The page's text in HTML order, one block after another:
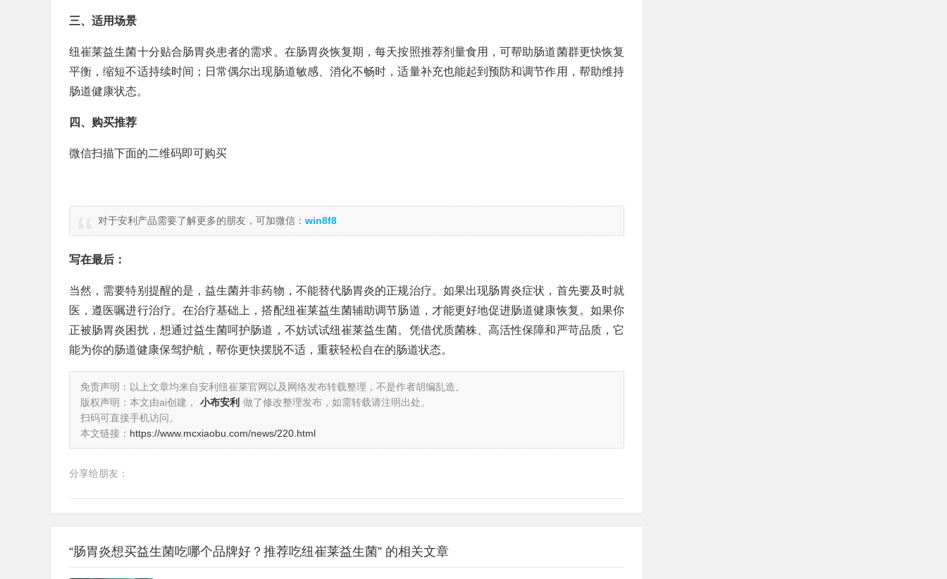
三、适用场景
纽崔莱益生菌十分贴合肠胃炎患者的需求。在肠胃炎恢复期，每天按照推荐剂量食用，可帮助肠道菌群更快恢复
平衡，缩短不适持续时间；日常偶尔出现肠道敏感、消化不畅时，适量补充也能起到预防和调节作用，帮助维持
肠道健康状态。
四、购买推荐
微信扫描下面的二维码即可购买
对于安利产品需要了解更多的朋友，可加微信： win8f8
写在最后：
当然，需要特别提醒的是，益生菌并非药物，不能替代肠胃炎的正规治疗。如果出现肠胃炎症状，首先要及时就
医，遵医嘱进行治疗。在治疗基础上，搭配纽崔莱益生菌辅助调节肠道，才能更好地促进肠道健康恢复。如果你
正被肠胃炎困扰，想通过益生菌呵护肠道，不妨试试纽崔莱益生菌。凭借优质菌株、高活性保障和严苛品质，它
能为你的肠道健康保驾护航，帮你更快摆脱不适，重获轻松自在的肠道状态。
免责声明：以上文章均来自安利纽崔莱官网以及网络发布转载整理，不是作者胡编乱造。
版权声明：本文由ai创建，
小布安利 做了修改整理发布，如需转载请注明出处。
扫码可直接手机访问。
本文链接： https://www.mcxiaobu.com/news/220.html
分享给朋友：
“肠胃炎想买益生菌吃哪个品牌好？推荐吃纽崔莱益生菌” 的相关文章